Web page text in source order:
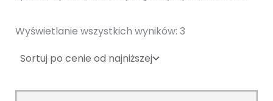
Wyświetlanie wszystkich wyników: 3